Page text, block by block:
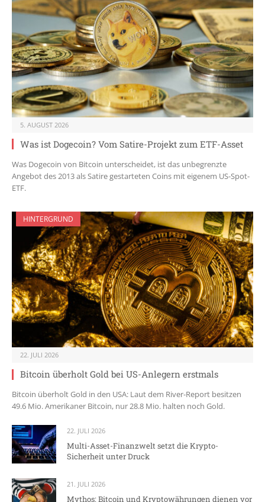
5. AUGUST 2026
Was ist Dogecoin? Vom Satire-Projekt zum ETF-Asset
Was Dogecoin von Bitcoin unterscheidet, ist das unbegrenzte
Angebot des 2013 als Satire gestarteten Coins mit eigenem US-Spot-
ETF.
HINTERGRUND
22. JULI 2026
Bitcoin überholt Gold bei US-Anlegern erstmals
Bitcoin überholt Gold in den USA: Laut dem River-Report besitzen
49.6 Mio. Amerikaner Bitcoin, nur 28.8 Mio. halten noch Gold.
22. JULI 2026
Multi-Asset-Finanzwelt setzt die Krypto-
Sicherheit unter Druck
21. JULI 2026
Mythos: Bitcoin und Kryptowährungen dienen vor